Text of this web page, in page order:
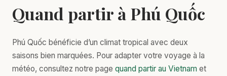
Quand partir à Phú Quốc
Phú Quốc bénéficie d’un climat tropical avec deux
saisons bien marquées. Pour adapter votre voyage à la
météo, consultez notre page quand partir au Vietnam et